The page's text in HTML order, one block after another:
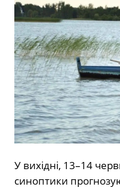
У вихідні, 13–14
синоптики